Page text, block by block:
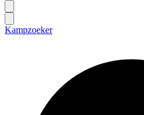
Kampzoeker